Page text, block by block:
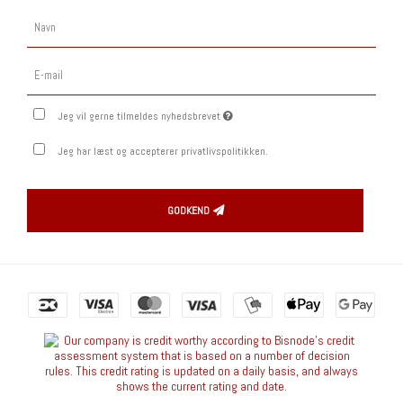
Jeg vil gerne tilmeldes nyhedsbrevet
Jeg har læst og accepterer privatlivspolitikken.
GODKEND